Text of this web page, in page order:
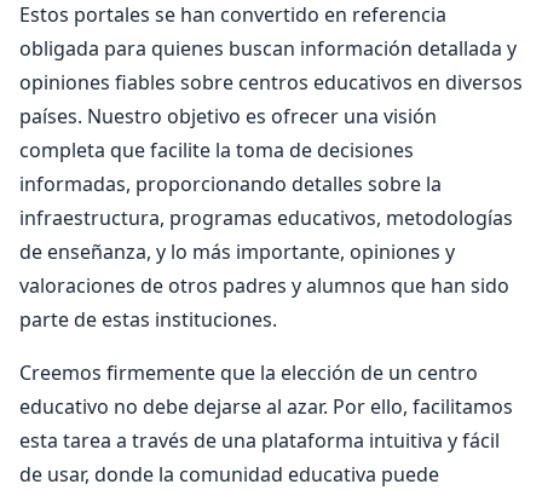
Estos portales se han convertido en referencia
obligada para quienes buscan información detallada y
opiniones fiables sobre centros educativos en diversos
países. Nuestro objetivo es ofrecer una visión
completa que facilite la toma de decisiones
informadas, proporcionando detalles sobre la
infraestructura, programas educativos, metodologías
de enseñanza, y lo más importante, opiniones y
valoraciones de otros padres y alumnos que han sido
parte de estas instituciones.
Creemos firmemente que la elección de un centro
educativo no debe dejarse al azar. Por ello, facilitamos
esta tarea a través de una plataforma intuitiva y fácil
de usar, donde la comunidad educativa puede